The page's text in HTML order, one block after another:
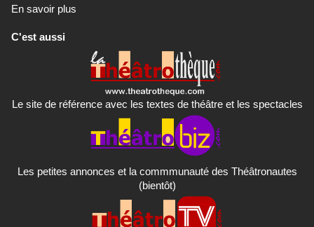
En savoir plus
C'est aussi
Le site de référence avec les textes de théâtre et les spectacles
Les petites annonces et la commmunauté des Théâtronautes
(bientôt)